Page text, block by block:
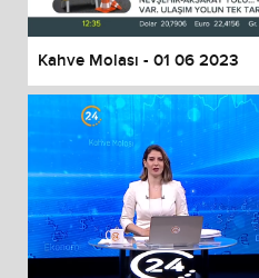
Kahve Molası - 01 06 2023